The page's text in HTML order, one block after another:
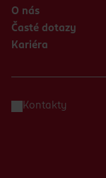
O nás
Časté dotazy
Kariéra
Kontakty